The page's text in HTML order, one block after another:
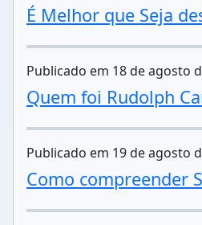
É Melhor que Seja
Publicado em 18 de agosto
Quem foi Rudolph
Publicado em 19 de agosto
Como compreender